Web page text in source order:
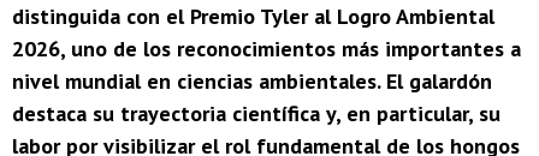
distinguida con el Premio Tyler al Logro Ambiental
2026, uno de los reconocimientos más importantes a
nivel mundial en ciencias ambientales. El galardón
destaca su trayectoria científica y, en particular, su
labor por visibilizar el rol fundamental de los hongos